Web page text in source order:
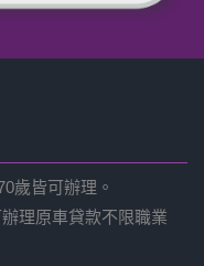
歲皆可辦理。
理原車貸款不限職業